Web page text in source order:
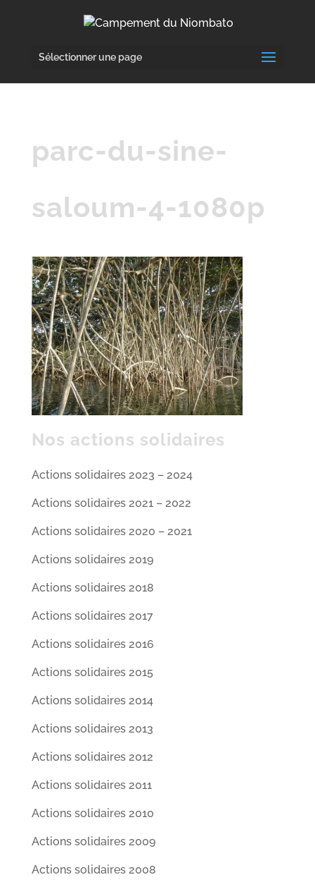
Sélectionner une page
parc-du-sine-
saloum-4-1080p
Nos actions solidaires
Actions solidaires 2023 – 2024
Actions solidaires 2021 – 2022
Actions solidaires 2020 – 2021
Actions solidaires 2019
Actions solidaires 2018
Actions solidaires 2017
Actions solidaires 2016
Actions solidaires 2015
Actions solidaires 2014
Actions solidaires 2013
Actions solidaires 2012
Actions solidaires 2011
Actions solidaires 2010
Actions solidaires 2009
Actions solidaires 2008